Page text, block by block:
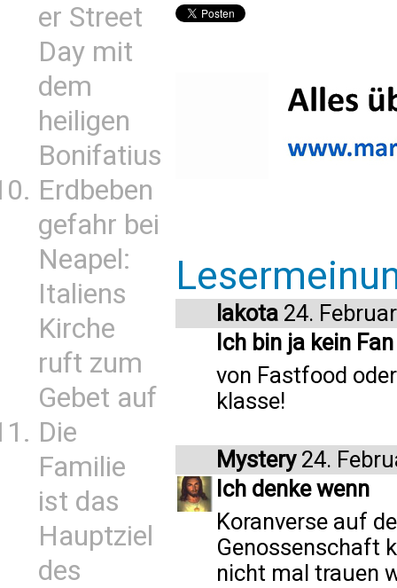
er Street
Day mit
dem
heiligen
Bonifatius
Erdbeben
gefahr bei
Neapel:
Italiens
Kirche
ruft zum
Gebet auf
Die
Familie
ist das
Hauptziel
des
lakota 24.
Ich bin ja kein Fan
von Fastfood
klasse!
Mystery24.
Ich denke wenn
Koranverse auf
Genossenschaft
nicht mal trauen